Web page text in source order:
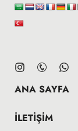
ANA SAYFA
İLETIŞIM